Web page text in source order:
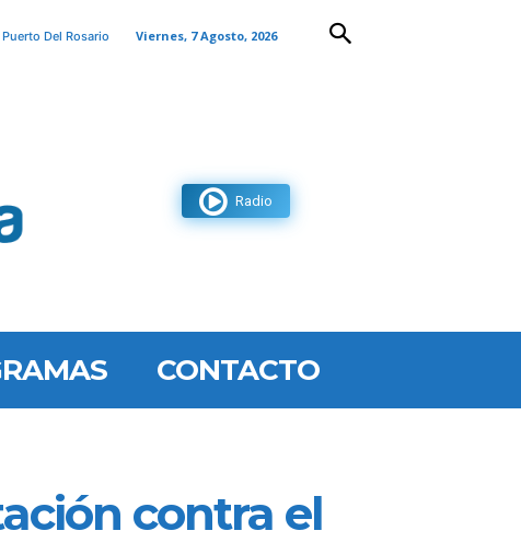
Puerto Del Rosario Viernes, 7 Agosto, 2026
Radio
CONTACTO
contra el